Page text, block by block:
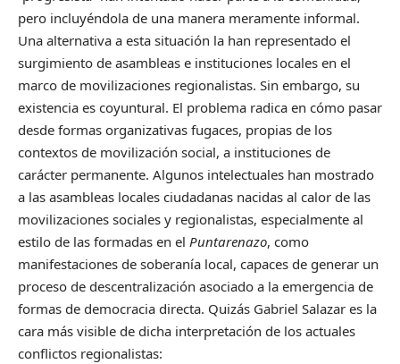
pero incluyéndola de una manera meramente informal.
Una alternativa a esta situación la han representado el
surgimiento de asambleas e instituciones locales en el
marco de movilizaciones regionalistas. Sin embargo, su
existencia es coyuntural. El problema radica en cómo pasar
desde formas organizativas fugaces, propias de los
contextos de movilización social, a instituciones de
carácter permanente. Algunos intelectuales han mostrado
a las asambleas locales ciudadanas nacidas al calor de las
movilizaciones sociales y regionalistas, especialmente al
estilo de las formadas en el Puntarenazo, como
manifestaciones de soberanía local, capaces de generar un
proceso de descentralización asociado a la emergencia de
formas de democracia directa. Quizás Gabriel Salazar es la
cara más visible de dicha interpretación de los actuales
conflictos regionalistas: